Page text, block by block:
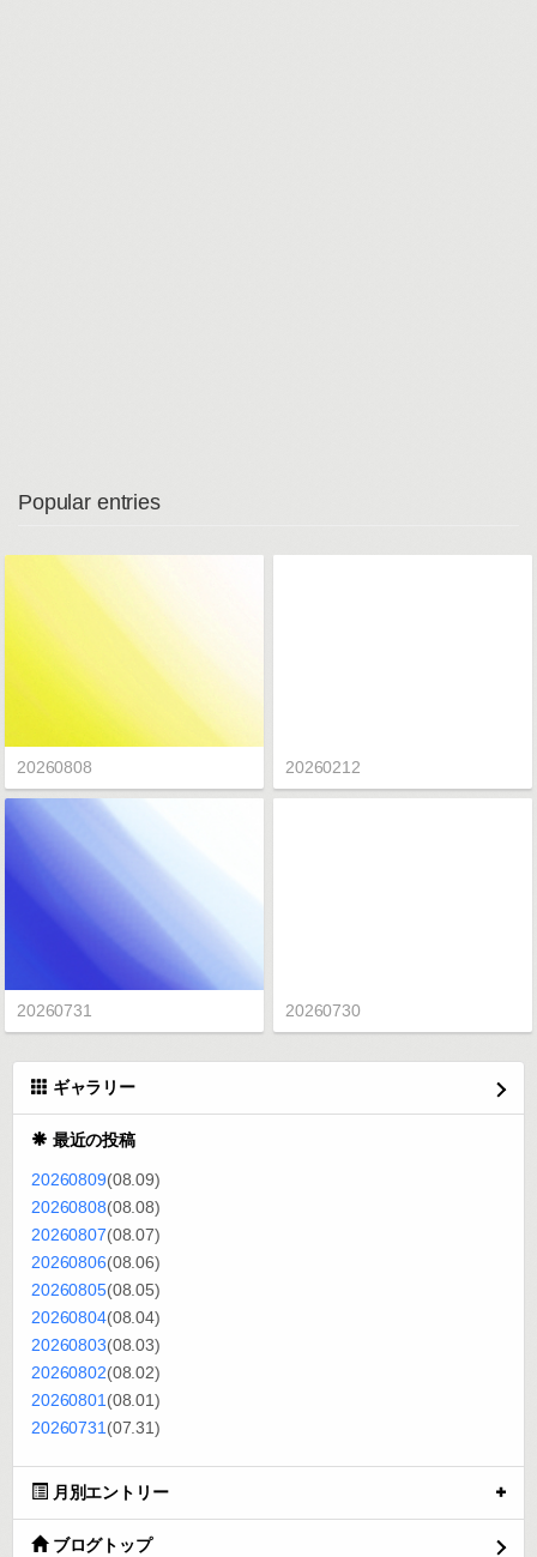
Popular entries
20260808 20260212
20260731 20260730
ギャラリー
最近の投稿
20260809(08.09)
20260808(08.08)
20260807(08.07)
20260806(08.06)
20260805(08.05)
20260804(08.04)
20260803(08.03)
20260802(08.02)
20260801(08.01)
20260731(07.31)
月別エントリー
ブログトップ